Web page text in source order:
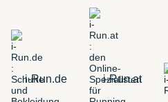
i-Run.de i-Run.at